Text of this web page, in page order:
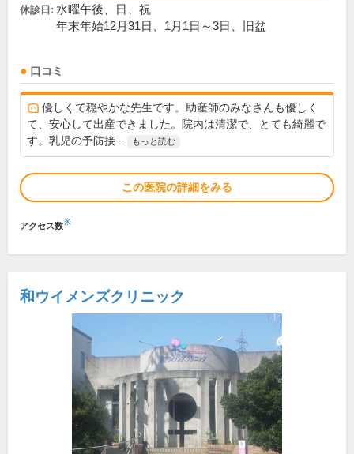
休診日: 水曜午後、日、祝
年末年始12月31日、1月1日～3日、旧盆
口コミ
優しくて穏やかな先生です。助産師のみなさんも優しく
て、安心して出産できました。院内は清潔で、とても綺麗で
す。乳児の予防接...
もっと読む
この医院の詳細をみる
アクセス数※
和ウイメンズクリニック